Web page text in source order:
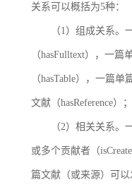
关系可以概括为5种：
（1）组成关系
（hasFulltext），一
（hasTable），一篇
文献（hasReference）；
（2）相关关系
或多个贡献者（
篇文献（或来源）可